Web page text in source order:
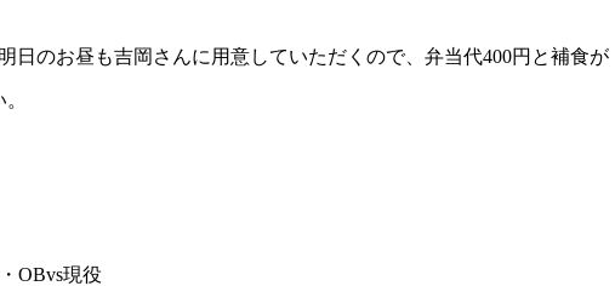
日のお昼も吉岡さんに用意していただくので、弁当代400円と補食が
OBvs現役